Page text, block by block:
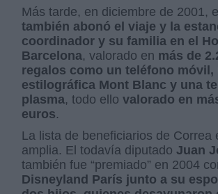
Más tarde, en diciembre de 2001,
también abonó el viaje y la
coordinador y su familia en el
Barcelona, valorado en más de
regalos como un teléfono móvil,
estilográfica Mont Blanc y una
plasma, todo ellovalorado en
euros.
La lista de beneficiarios de Correa
amplia. El todavía diputado Juan
también fue “premiado” en 2004
Disneyland París junto a su